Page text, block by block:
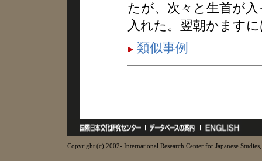
たが、次々と生首が
入れた。翌朝かます
類似事例
Copyright (c) 2002- International Research Center for Japanese